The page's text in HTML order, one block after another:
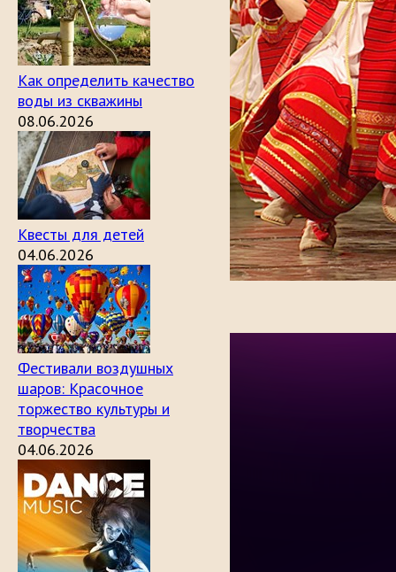
Как определить качество
воды из скважины
08.06.2026
Квесты для детей
04.06.2026
Фестивали воздушных
шаров: Красочное
торжество культуры и
творчества
04.06.2026